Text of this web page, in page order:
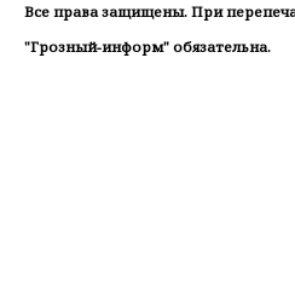
Все права защищены. При
"Грозный-информ" обязательна.